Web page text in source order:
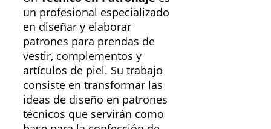
un profesional especializado
en diseñar y elaborar
patrones para prendas de
vestir, complementos y
artículos de piel. Su trabajo
consiste en transformar las
ideas de diseño en patrones
técnicos que servirán como